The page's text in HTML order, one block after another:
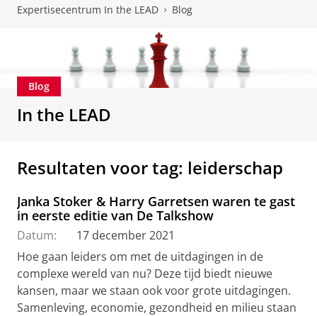
Expertisecentrum In the LEAD Blog
Blog
In the LEAD
Resultaten voor tag: leiderschap
Janka Stoker & Harry Garretsen waren te gast
in eerste editie van De Talkshow
Datum:
17 december 2021
Hoe gaan leiders om met de uitdagingen in de
complexe wereld van nu? Deze tijd biedt nieuwe
kansen, maar we staan ook voor grote uitdagingen.
Samenleving, economie, gezondheid en milieu staan